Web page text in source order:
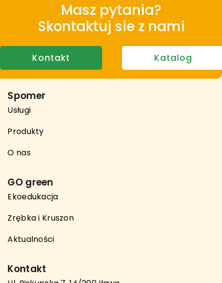
Masz pytania?
Skontaktuj sie z nami
Kontakt Katalog
Spomer
Usługi
Produkty
O nas
GO green
Ekoedukacja
Zrębka i Kruszon
Aktualności
Kontakt